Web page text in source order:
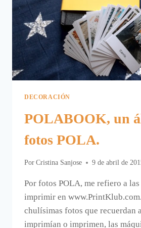
DECORACIÓN
POLABOOK, un
fotos POLA.
Por Cristina Sanjose 9 de abril de
Por fotos POLA, me refiero a
imprimir en
chulísimas fotos que recuerdan
imprimían o imprimen, las